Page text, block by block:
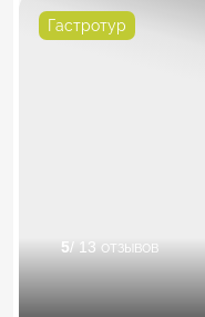
Гастротур
5/ 13 отзывов